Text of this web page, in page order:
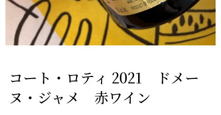
コート・ロティ 2021 ドメー
ヌ・ジャメ 赤ワイン